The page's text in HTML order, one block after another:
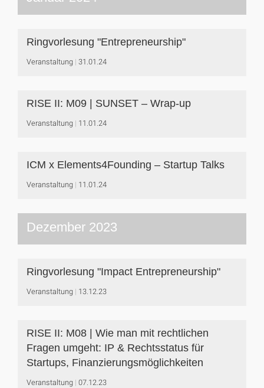
Ringvorlesung "Entrepreneurship"
Veranstaltung 31.01.24
RISE II: M09 | SUNSET – Wrap-up
Veranstaltung 11.01.24
ICM x Elements4Founding – Startup Talks
Veranstaltung 11.01.24
Dezember 2023
Ringvorlesung "Impact Entrepreneurship"
Veranstaltung 13.12.23
RISE II: M08 | Wie man mit rechtlichen
Fragen umgeht: IP & Rechtsstatus für
Startups, Finanzierungsmöglichkeiten
Veranstaltung 07.12.23